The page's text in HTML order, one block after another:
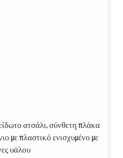
ατσάλι, σύνθετη πλάκα
με πλαστικό ενισχυμένο με
υάλου